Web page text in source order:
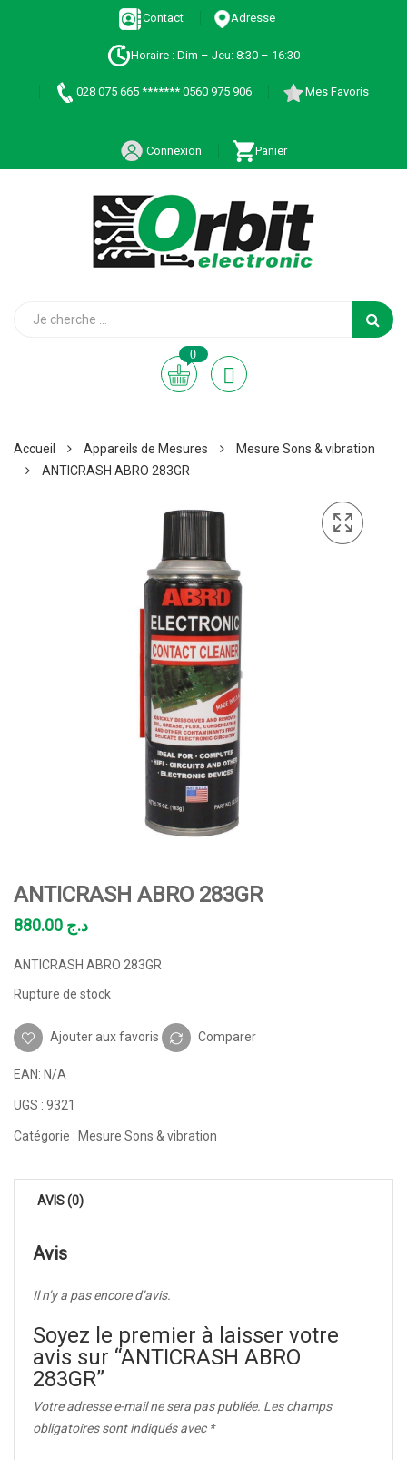
Contact Adresse
Horaire : Dim – Jeu: 8:30 – 16:30
028 075 665 ******* 0560 975 906 Mes Favoris
Connexion Panier
0
Accueil Appareils de Mesures
Mesure Sons & vibration
ANTICRASH ABRO 283GR
ANTICRASH ABRO 283GR
د.ج
ANTICRASH ABRO 283GR
Rupture de stock
Ajouter aux favoris Comparer
EAN: N/A
UGS : 9321
Catégorie : Mesure Sons & vibration
AVIS (0)
Avis
Il n’y a pas encore d’avis.
Soyez le premier à laisser votre
avis sur “ANTICRASH ABRO
283GR”
Votre adresse e-mail ne sera pas publiée. Les champs
obligatoires sont indiqués avec *